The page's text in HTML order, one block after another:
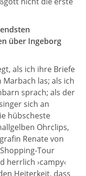
über Ingeborg
als ich ihre Briefe
las; als ich
sprach; als der
sich an
hübscheste
Ohrclips,
Renate von
Tour
herrlich ›campy‹
Heiterkeit, dass